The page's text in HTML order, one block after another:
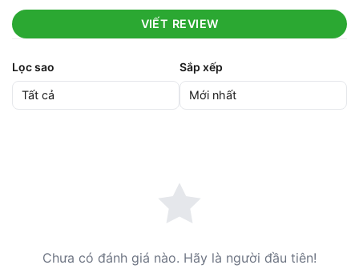
VIẾT REVIEW
Lọc sao Sắp xếp
Chưa có đánh giá nào. Hãy là người đầu tiên!